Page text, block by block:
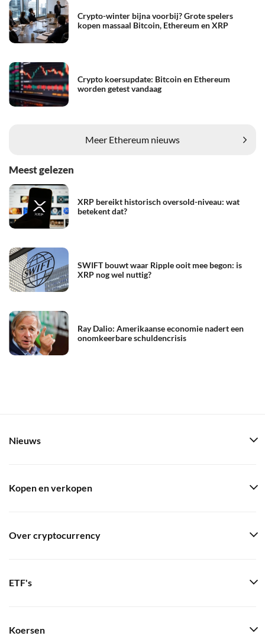
Crypto-winter bijna voorbij? Grote spelers
kopen massaal Bitcoin, Ethereum en XRP
Crypto koersupdate: Bitcoin en Ethereum
worden getest vandaag
Meer Ethereum nieuws
Meest gelezen
XRP bereikt historisch oversold-niveau: wat
betekent dat?
SWIFT bouwt waar Ripple ooit mee begon: is
XRP nog wel nuttig?
Ray Dalio: Amerikaanse economie nadert een
onomkeerbare schuldencrisis
Nieuws
Kopen en verkopen
Over cryptocurrency
ETF's
Koersen